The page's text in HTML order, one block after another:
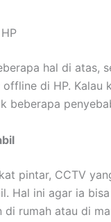
hal di atas,
di HP. Kalau
beberapa
pintar, CCTV
Hal ini agar ia
rumah atau di